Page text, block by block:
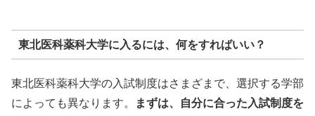
東北医科薬科大学に入るには、何をすればいい？
東北医科薬科大学の入試制度はさまざまで、選択する学部
によっても異なります。
まずは、自分に合った入試制度を